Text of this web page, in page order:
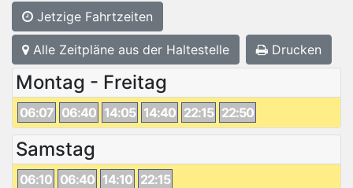
Jetzige Fahrtzeiten
Alle Zeitpläne aus der Haltestelle Drucken
Montag - Freitag
06:07 06:40 14:05 14:40 22:15 22:50
Samstag
06:10 06:40 14:10 22:15